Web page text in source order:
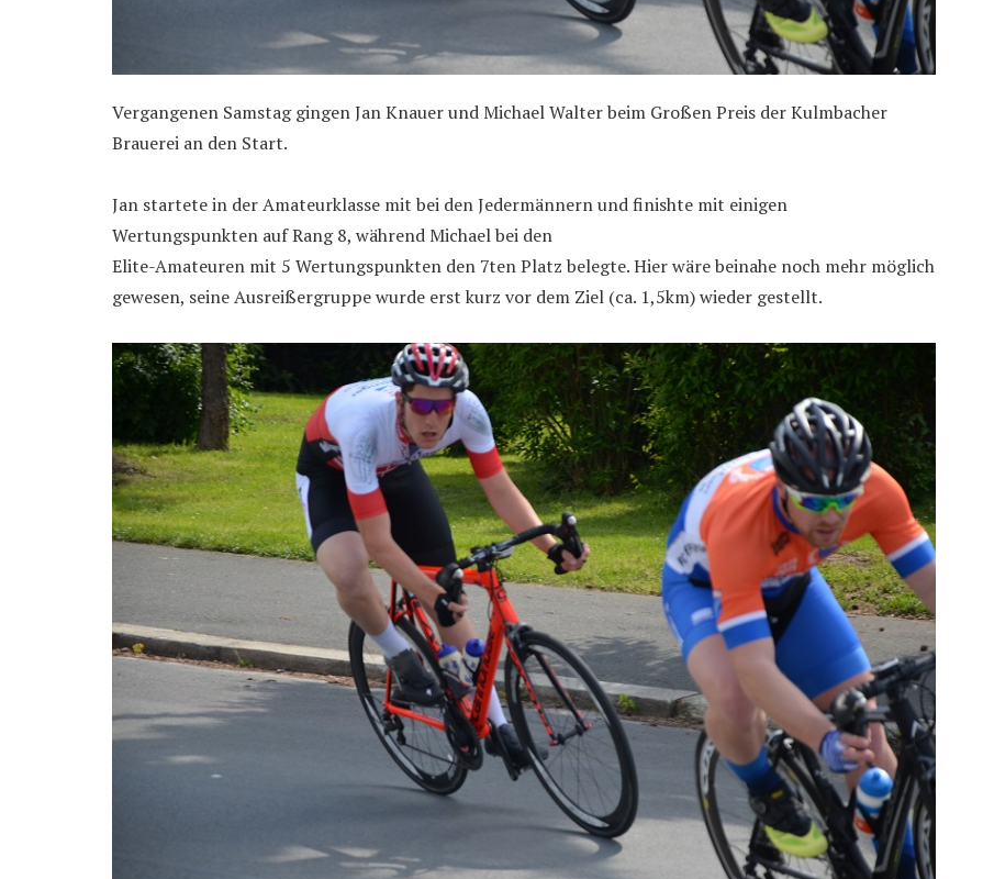
Vergangenen Samstag gingen Jan Knauer und Michael Walter beim Großen Preis der Kulmbacher
Brauerei an den Start.
Jan startete in der Amateurklasse mit bei den Jedermännern und finishte mit einigen
Wertungspunkten auf Rang 8, während Michael bei den
Elite-Amateuren mit 5 Wertungspunkten den 7ten Platz belegte. Hier wäre beinahe noch mehr möglich
gewesen, seine Ausreißergruppe wurde erst kurz vor dem Ziel (ca. 1,5km) wieder gestellt.